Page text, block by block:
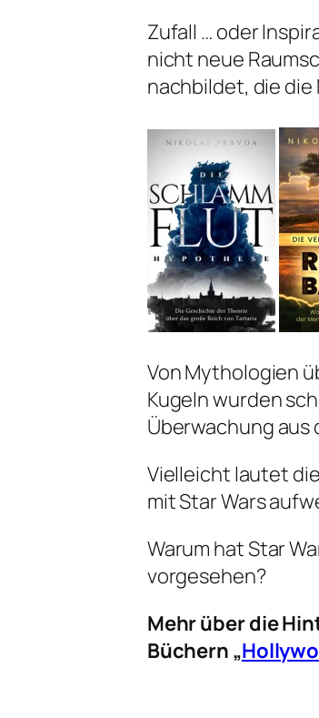
Zufall … oder
nicht neue
nachbildet, die
Von Mythologien
Kugeln wurden
Überwachung aus
Vielleicht lautet
mit Star Wars
Warum hat Star
vorgesehen?
Mehr über die
Büchern „